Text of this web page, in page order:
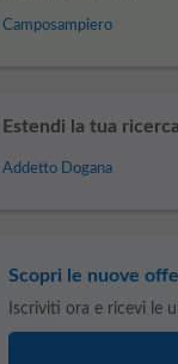
Camposampiero
Estendi la tua
Addetto Dogana
Scopri le nuove
Iscriviti ora e ricevi le